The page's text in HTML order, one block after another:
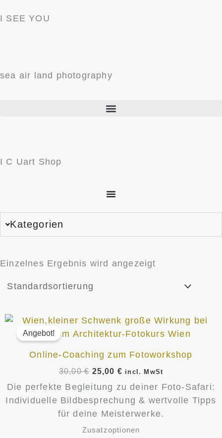
Inhalt
I SEE YOU
sea air land photography
I C Uart Shop
Kategorien
Einzelnes Ergebnis wird angezeigt
Angebot!
Online-Coaching zum Fotoworkshop
30,00€
Ursprünglicher
Preis
war:
30,00 €
25,00 €
Aktueller
Preis
ist:
25,00 €.
incl. MwSt
Die perfekte Begleitung zu deiner Foto-Safari:
Individuelle Bildbesprechung & wertvolle Tipps
für deine Meisterwerke.
Zusatzoptionen